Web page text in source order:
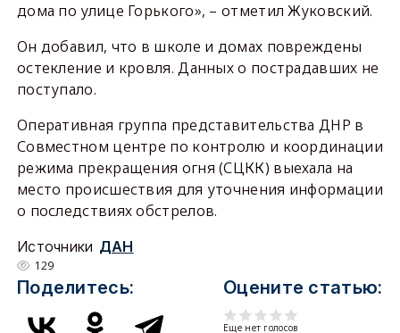
дома по улице Горького», – отметил Жуковский.
Он добавил, что в школе и домах повреждены
остекление и кровля. Данных о пострадавших не
поступало.
Оперативная группа представительства ДНР в
Совместном центре по контролю и координации
режима прекращения огня (СЦКК) выехала на
место происшествия для уточнения информации
о последствиях обстрелов.
Источники ДАН
129
Поделитесь: Оцените статью:
Еще нет голосов